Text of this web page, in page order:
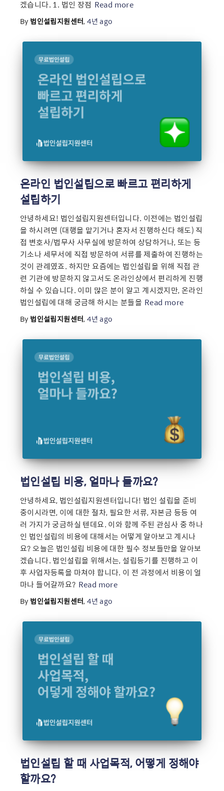
겠습니다. 1. 법인 장점 Read more
By 법인설립지원센터,4년 ago
온라인 법인설립으로 빠르고 편리하게
설립하기
안녕하세요! 법인설립지원센터입니다. 이전에는 법인설립
을 하시려면 (대행을 맡기거나 혼자서 진행하신다 해도) 직
접 변호사/법무사 사무실에 방문하여 상담하거나, 또는 등
기소나 세무서에 직접 방문하여 서류를 제출하여 진행하는
것이 관례였죠. 하지만 요즘에는 법인설립을 위해 직접 관
련 기관에 방문하지 않고서도 온라인상에서 편리하게 진행
하실 수 있습니다. 이미 많은 분이 알고 계시겠지만, 온라인
법인설립에 대해 궁금해 하시는 분들을 Read more
By 법인설립지원센터,4년 ago
법인설립 비용, 얼마나 들까요?
안녕하세요, 법인설립지원센터입니다! 법인 설립을 준비
중이시라면, 이에 대한 절차, 필요한 서류, 자본금 등등 여
러 가지가 궁금하실 텐데요. 이와 함께 주된 관심사 중 하나
인 법인설립의 비용에 대해서는 어떻게 알아보고 계시나
요? 오늘은 법인설립 비용에 대한 필수 정보들만을 알아보
겠습니다. 법인설립을 위해서는, 설립등기를 진행하고 이
후 사업자등록을 마쳐야 합니다. 이 전 과정에서 비용이 얼
마나 들어갈까요? Read more
By 법인설립지원센터,4년 ago
법인설립 할 때 사업목적, 어떻게 정해야
할까요?